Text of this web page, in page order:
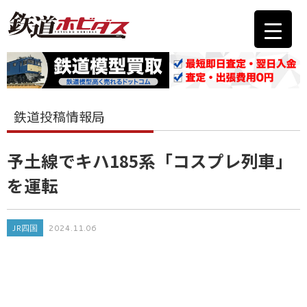
鉄道投稿情報局
予土線でキハ185系「コスプレ列車」
を運転
JR四国 2024.11.06